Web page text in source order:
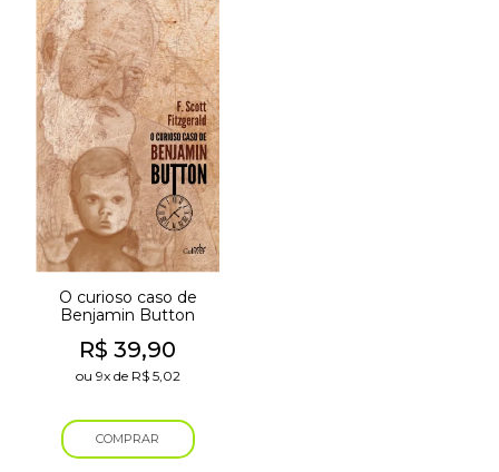
O curioso caso de
Benjamin Button
R$ 39,90
ou 9xde R$5,02
COMPRAR